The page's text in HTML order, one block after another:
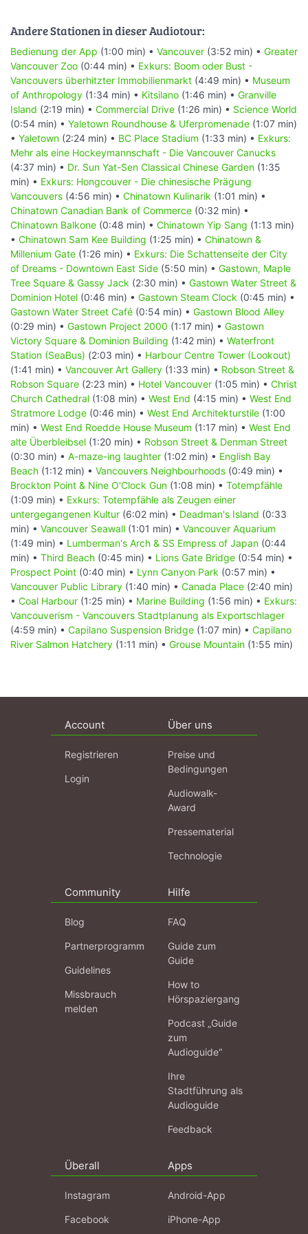
Andere Stationen in dieser Audiotour:
Bedienung der App (1:00 min) • Vancouver (3:52 min) • Greater
Vancouver Zoo (0:44 min) • Exkurs: Boom oder Bust -
Vancouvers überhitzter Immobilienmarkt (4:49 min) • Museum
of Anthropology (1:34 min) • Kitsilano (1:46 min) • Granville
Island (2:19 min) • Commercial Drive (1:26 min) • Science World
(0:54 min) • Yaletown Roundhouse & Uferpromenade (1:07 min)
• Yaletown (2:24 min) • BC Place Stadium (1:33 min) • Exkurs:
Mehr als eine Hockeymannschaft - Die Vancouver Canucks
(4:37 min) • Dr. Sun Yat-Sen Classical Chinese Garden (1:35
min) • Exkurs: Hongcouver - Die chinesische Prägung
Vancouvers (4:56 min) • Chinatown Kulinarik (1:01 min) •
Chinatown Canadian Bank of Commerce (0:32 min) •
Chinatown Balkone (0:48 min) • Chinatown Yip Sang (1:13 min)
• Chinatown Sam Kee Building (1:25 min) • Chinatown &
Millenium Gate (1:26 min) • Exkurs: Die Schattenseite der City
of Dreams - Downtown East Side (5:50 min) • Gastown, Maple
Tree Square & Gassy Jack (2:30 min) • Gastown Water Street &
Dominion Hotel (0:46 min) • Gastown Steam Clock (0:45 min) •
Gastown Water Street Café (0:54 min) • Gastown Blood Alley
(0:29 min) • Gastown Project 2000 (1:17 min) • Gastown
Victory Square & Dominion Building (1:42 min) • Waterfront
Station (SeaBus) (2:03 min) • Harbour Centre Tower (Lookout)
(1:41 min) • Vancouver Art Gallery (1:33 min) • Robson Street &
Robson Square (2:23 min) • Hotel Vancouver (1:05 min) • Christ
Church Cathedral (1:08 min) • West End (4:15 min) • West End
Stratmore Lodge (0:46 min) • West End Architekturstile (1:00
min) • West End Roedde House Museum (1:17 min) • West End
alte Überbleibsel (1:20 min) • Robson Street & Denman Street
(0:30 min) • A-maze-ing laughter (1:02 min) • English Bay
Beach (1:12 min) • Vancouvers Neighbourhoods (0:49 min) •
Brockton Point & Nine O'Clock Gun (1:08 min) • Totempfähle
(1:09 min) • Exkurs: Totempfähle als Zeugen einer
untergegangenen Kultur (6:02 min) • Deadman's Island (0:33
min) • Vancouver Seawall (1:01 min) • Vancouver Aquarium
(1:49 min) • Lumberman's Arch & SS Empress of Japan (0:44
min) • Third Beach (0:45 min) • Lions Gate Bridge (0:54 min) •
Prospect Point (0:40 min) • Lynn Canyon Park (0:57 min) •
Vancouver Public Library (1:40 min) • Canada Place (2:40 min)
• Coal Harbour (1:25 min) • Marine Building (1:56 min) • Exkurs:
Vancouverism - Vancouvers Stadtplanung als Exportschlager
(4:59 min) • Capilano Suspension Bridge (1:07 min) • Capilano
River Salmon Hatchery (1:11 min) • Grouse Mountain (1:55 min)
Account
Registrieren
Login
Über uns
Preise und
Bedingungen
Audiowalk-
Award
Pressematerial
Technologie
Community
Blog
Partnerprogramm
Guidelines
Missbrauch
melden
Hilfe
FAQ
Guide zum
Guide
How to
Hörspaziergang
Podcast „Guide
zum
Audioguide“
Ihre
Stadtführung als
Audioguide
Feedback
Überall
Instagram
Facebook
Apps
Android-App
iPhone-App